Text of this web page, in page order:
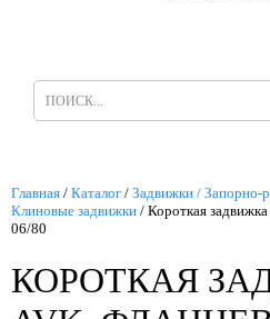
Главная / Каталог / Задвижки / Запорно-
Клиновые задвижки / Короткая
06/80
КОРОТКАЯ